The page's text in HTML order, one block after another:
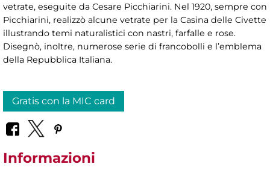
vetrate, eseguite da Cesare Picchiarini. Nel 1920, sempre con
Picchiarini, realizzò alcune vetrate per la Casina delle Civette
illustrando temi naturalistici con nastri, farfalle e rose.
Disegnò, inoltre, numerose serie di francobolli e l’emblema
della Repubblica Italiana.
Gratis con la MIC card
Informazioni